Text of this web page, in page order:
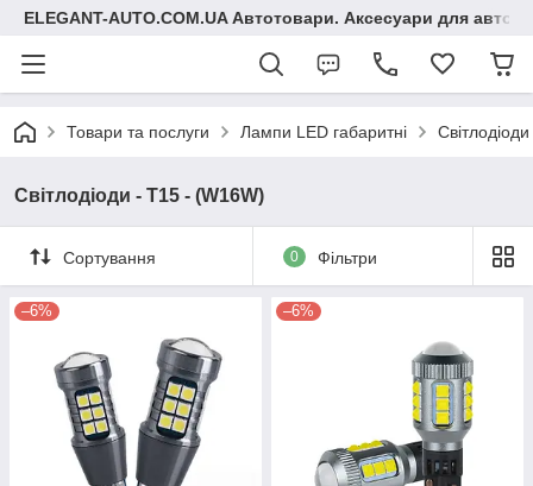
ELEGANT-AUTO.COM.UA Автотовари. Аксесуари для авто
Товари та послуги Лампи LED габаритні
Світлодіоди - T15 - (W16W)
Сортування 0 Фільтри
–6% –6%